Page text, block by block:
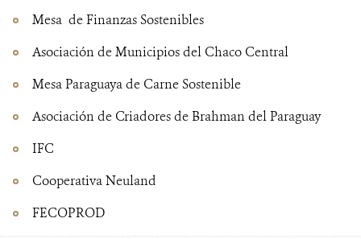
Mesa de Finanzas Sostenibles
Asociación de Municipios del Chaco Central
Mesa Paraguaya de Carne Sostenible
Asociación de Criadores de Brahman del Paraguay
IFC
Cooperativa Neuland
FECOPROD